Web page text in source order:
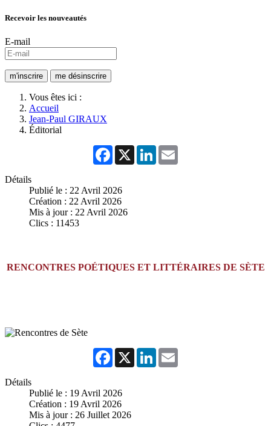
Recevoir les nouveautés
E-mail
Vous êtes ici :
Accueil
Jean-Paul GIRAUX
Éditorial
Facebook
X LinkedIn
Détails
Publié le : 22 Avril 2026
Création : 22 Avril 2026
Mis à jour : 22 Avril 2026
Clics : 11453
RENCONTRES POÉTIQUES ET LITTÉRAIRES DE SÈTE
Facebook
X LinkedIn
Détails
Publié le : 19 Avril 2026
Création : 19 Avril 2026
Mis à jour : 26 Juillet 2026